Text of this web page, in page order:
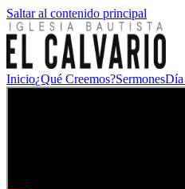
Saltar al contenido principal
Inicio¿Qué Creemos?SermonesDía